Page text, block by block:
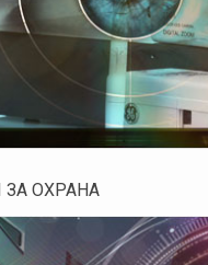
ОХРАНА